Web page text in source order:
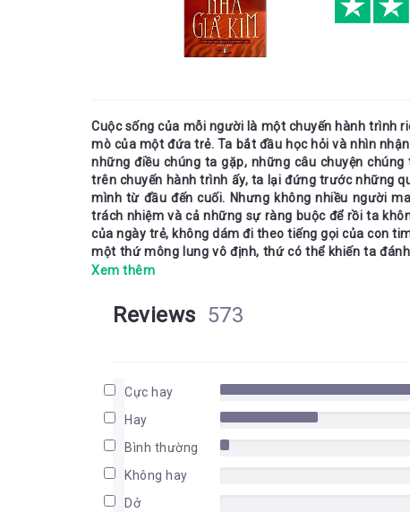
Cuộc sống của mỗi người là một chuyến hành trình
mò của một đứa trẻ. Ta bắt đầu học hỏi và nhìn
những điều chúng ta gặp, những câu chuyện
trên chuyến hành trình ấy, ta lại đứng trước những
mình từ đầu đến cuối. Nhưng không nhiều người
trách nhiệm và cả những sự ràng buộc để rồi ta
của ngày trẻ, không dám đi theo tiếng gọi của con
một thứ mông lung vô định, thứ có thể khiến ta
nào biết được rằng liệu con đường mình lựa ấy có
trong những tác phẩm được yêu thích nhất mọi
tiếng và bán được 65 triệu bản.
Tóm tắt truyện
Santiago là một cậu bé chăn cừu mang trong
cậu sẽ trở thành 1 linh mục để khiến họ có thể tự
cậu về quyết định của bản thân. Có lẽ bởi vì cũng
đó là những thử thách khó khăn mà cậu sẽ phải
đánh mất những gì cậu đang có vì những giấc mộng
Có lẽ khi đọc đến đây, nhiều người cũng thầm nghĩ
ở chỗ cậu ấy dám lựa chọn một quyết định táo bạo
Chúng ta luôn sợ hãi với những thứ xa lạ và tự tin
không có nghĩa rằng ta sẽ không thể làm tốt
hiện tại mà chúng ta đang sở hữu khi quyết định
Xem thêm
Reviews 573
Cực hay
Hay
Bình thường
Không hay
Dở